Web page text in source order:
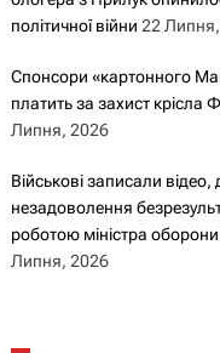
політичної війни 22
Спонсори «картонного
платить за захист крісла
Липня, 2026
Військові записали
незадоволення
роботою міністра
Липня, 2026